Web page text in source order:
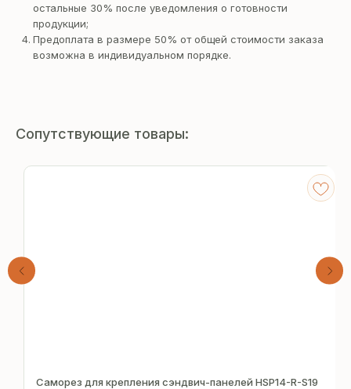
остальные 30% после уведомления о готовности
продукции;
Предоплата в размере 50% от общей стоимости заказа
возможна в индивидуальном порядке.
Сопутствующие товары:
Саморез для крепления сэндвич-панелей HSP14-R-S19